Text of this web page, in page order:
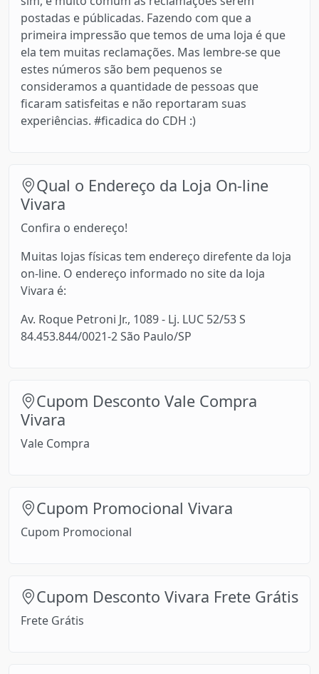
postadas e públicadas. Fazendo com que a
primeira impressão que temos de uma loja é que
ela tem muitas reclamações. Mas lembre-se que
estes números são bem pequenos se
consideramos a quantidade de pessoas que
ficaram satisfeitas e não reportaram suas
experiências. #ficadica do CDH :)
Qual o Endereço da Loja On-line
Vivara
Confira o endereço!
Muitas lojas físicas tem endereço direfente da loja
on-line. O endereço informado no site da loja
Vivara é:
Av. Roque Petroni Jr., 1089 - Lj. LUC 52/53 S
84.453.844/0021-2 São Paulo/SP
Cupom Desconto Vale Compra
Vivara
Vale Compra
Cupom Promocional Vivara
Cupom Promocional
Cupom Desconto Vivara Frete Grátis
Frete Grátis